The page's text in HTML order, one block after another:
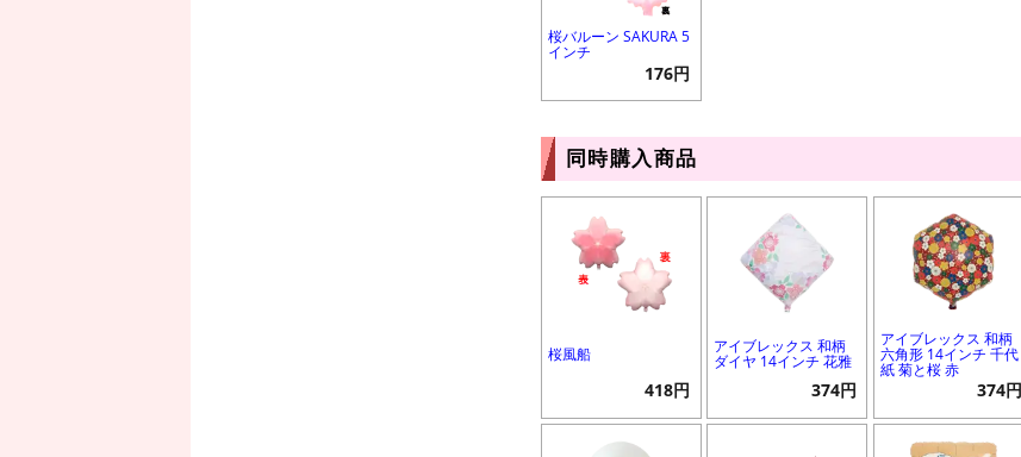
桜バルーン SAKURA 5
インチ
176円
同時購入商品
桜風船
418円
アイブレックス 和柄
ダイヤ 14インチ 花雅
374円
アイブレックス 和柄
六角形 14インチ 千代
紙 菊と桜 赤
374円